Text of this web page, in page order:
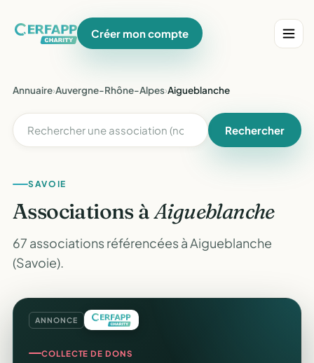
Créer mon compte
Annuaire›Auvergne-Rhône-Alpes›Aigueblanche
Rechercher
SAVOIE
Associations àAigueblanche
67 associations référencées à Aigueblanche
(Savoie).
ANNONCE
COLLECTE DE DONS